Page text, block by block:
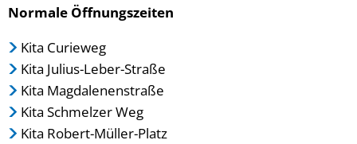
Normale Öffnungszeiten
Kita Curieweg
Kita Julius-Leber-Straße
Kita Magdalenenstraße
Kita Schmelzer Weg
Kita Robert-Müller-Platz